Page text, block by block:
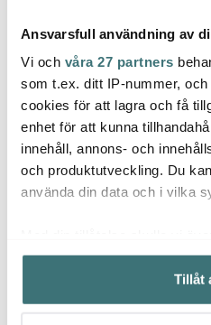
Ansvarsfull användning av
Vi och våra 27 partners
som t.ex. ditt IP-nummer,
cookies för att lagra och få
enhet för att kunna
innehåll, annons- och
och produktutveckling. Du
använda din data och i vilka
Samla in information om
kan ha en noggrannhet
Identifiera din enhet
Tillåt
Sabor
Ultimate kolsyremaskin
svart/blank
1699 kr